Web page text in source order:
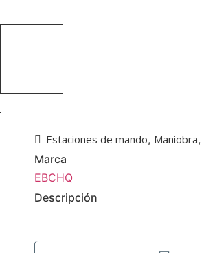
Estaciones de mando, Maniobra,
Marca
EBCHQ
Descripción